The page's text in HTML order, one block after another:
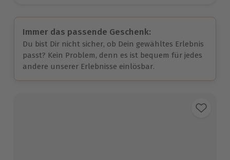
Immer das passende Geschenk:
Du bist Dir nicht sicher, ob Dein gewähltes Erlebnis
passt? Kein Problem, denn es ist bequem für jedes
andere unserer Erlebnisse einlösbar.